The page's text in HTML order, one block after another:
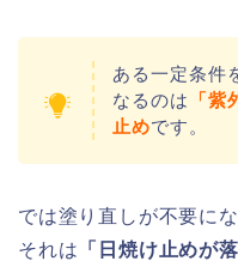
ある一定条件
なるのは
「
止めです。
では塗り直しが不要に
それは 「日焼け止めが